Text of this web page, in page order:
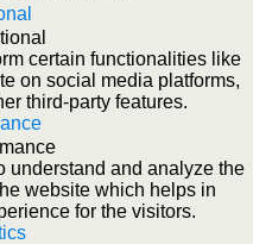
certain functionalities like
on social media platforms,
third-party features.
understand and analyze the
website which helps in
for the visitors.